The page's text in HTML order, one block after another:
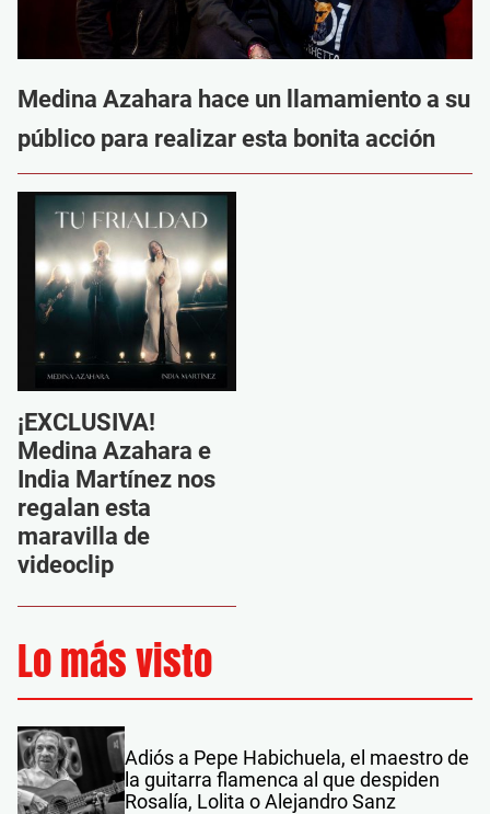
Medina Azahara hace un llamamiento a su
público para realizar esta bonita acción
¡EXCLUSIVA!
Medina Azahara e
India Martínez nos
regalan esta
maravilla de
videoclip
Lo más visto
Adiós a Pepe Habichuela, el maestro de
la guitarra flamenca al que despiden
Rosalía, Lolita o Alejandro Sanz